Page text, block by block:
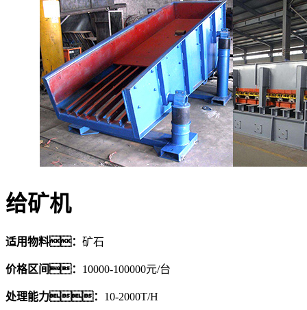
给矿机
适用物料： 矿石
价格区间： 10000-100000元/台
处理能力： 10-2000T/H